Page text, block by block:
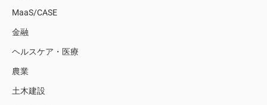
MaaS/CASE
金融
ヘルスケア・医療
農業
土木建設